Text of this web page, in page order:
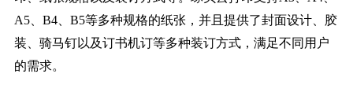
A5、B4、B5等多种规格的纸张，并且提供了封面设计、胶
装、骑马钉以及订书机订等多种装订方式，满足不同用户
的需求。